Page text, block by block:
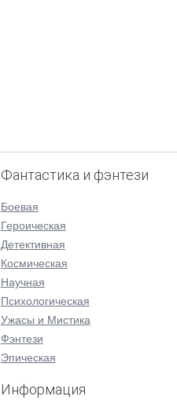
Фантастика и фэнтези
Боевая
Героическая
Детективная
Космическая
Научная
Психологическая
Ужасы и Мистика
Фэнтези
Эпическая
Информация